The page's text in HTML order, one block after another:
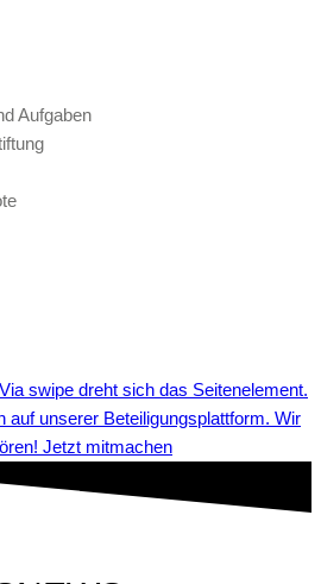
Aufgaben
auf unserer Beteiligungsplattform. Wir
Jetzt mitmachen